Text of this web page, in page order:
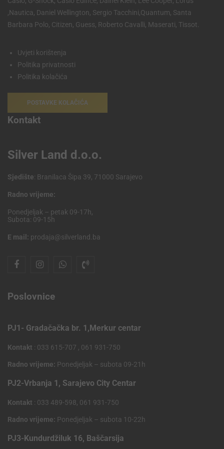
,Nautica, Daniel Wellington, Sergio Tacchini,Quantum, Santa
Barbara Polo, Citizen, Guess, Roberto Cavalli, Maserati, Tissot.
Uvjeti korištenja
Politika privatnosti
Politika kolačića
POSTAVKE KOLAČIĆA
Kontakt
Silver Land d.o.o.
Sjedište: Branilaca Šipa 39, 71000 Sarajevo
Radno vrijeme:
Ponedjeljak – petak 09-17h,
Subota: 09-15h
E mail: prodaja@silverland.ba
Poslovnice
PJ1- Gradačačka br. 1,Merkur centar
Kontakt : 033 615-707 , 061 931-750
Radno vrijeme: Ponedjeljak – subota 09-21h
PJ2-Vrbanja 1, Sarajevo City Centar
Kontakt : 033 489-598, 061 931-750
Radno vrijeme: Ponedjeljak – subota 10-22h
PJ3-Kundurdžiluk 16, Baščarsija